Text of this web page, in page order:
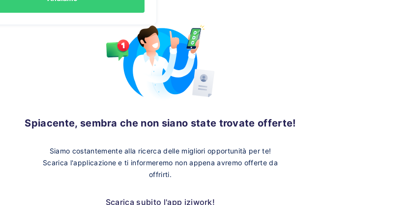
Spiacente, sembra che non siano state trovate offerte!
Siamo costantemente alla ricerca delle migliori opportunità per te!
Scarica l'applicazione e ti informeremo non appena avremo offerte da
offrirti.
Scarica subito l'app iziwork!